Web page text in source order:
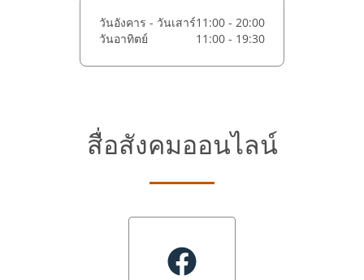
วันอังคาร - วันเสาร์11:00 - 20:00
วันอาทิตย์
11:00 - 19:30
สื่อสังคมออนไลน์